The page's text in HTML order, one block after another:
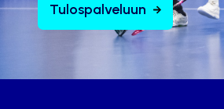
Tulospalveluun